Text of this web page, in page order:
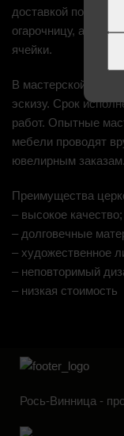
доставкой по
огарочницу, а
ячейки.
В мастерской можно
эскизу. Срок
работ. Опытные
мебели проводят
ювелирным заказам.
Преимущества
– высокое качество;
– долговечные
– художественное
– неповторимый
– низкая стоимость
Рось-Винница -